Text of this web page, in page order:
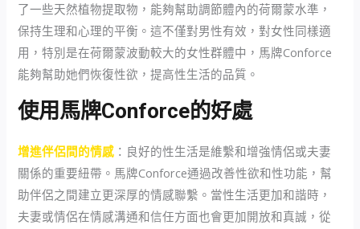
了一些天然植物提取物，能夠幫助調節體內的荷爾蒙水準，
保持生理和心理的平衡。這不僅對男性有效，對女性同樣適
用，特別是在荷爾蒙波動較大的女性群體中，馬牌Conforce
能夠幫助她們恢復性欲，提高性生活的品質。
使用馬牌Conforce的好處
增進伴侶間的情感 ：良好的性生活是維繫和增強情侶或夫妻
關係的重要紐帶。馬牌Conforce通過改善性欲和性功能，幫
助伴侶之間建立更深厚的情感聯繫。當性生活更加和諧時，
夫妻或情侶在情感溝通和信任方面也會更加開放和真誠，從